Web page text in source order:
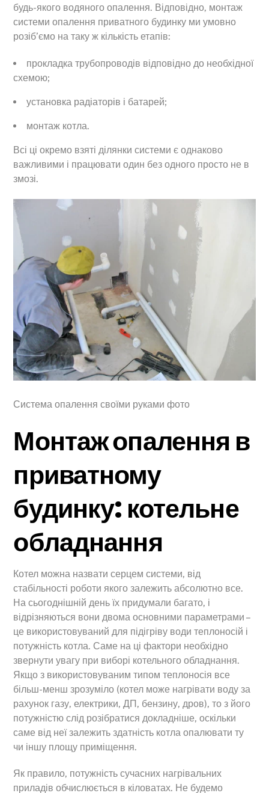
будь-якого водяного опалення. Відповідно, монтаж
системи опалення приватного будинку ми умовно
розіб’ємо на таку ж кількість етапів:
прокладка трубопроводів відповідно до необхідної
схемою;
установка радіаторів і батарей;
монтаж котла.
Всі ці окремо взяті ділянки системи є однаково
важливими і працювати один без одного просто не в
змозі.
Система опалення своїми руками фото
Монтаж опалення в
приватному
будинку: котельне
обладнання
Котел можна назвати серцем системи, від
стабільності роботи якого залежить абсолютно все.
На сьогоднішній день їх придумали багато, і
відрізняються вони двома основними параметрами –
це використовуваний для підігріву води теплоносій і
потужність котла. Саме на ці фактори необхідно
звернути увагу при виборі котельного обладнання.
Якщо з використовуваним типом теплоносія все
більш-менш зрозуміло (котел може нагрівати воду за
рахунок газу, електрики, ДП, бензину, дров), то з його
потужністю слід розібратися докладніше, оскільки
саме від неї залежить здатність котла опалювати ту
чи іншу площу приміщення.
Як правило, потужність сучасних нагрівальних
приладів обчислюється в кіловатах. Не будемо